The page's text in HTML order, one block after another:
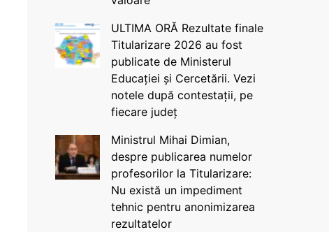
ULTIMA ORĂ Rezultate finale
Titularizare 2026 au fost
publicate de Ministerul
Educației și Cercetării. Vezi
notele după contestații, pe
fiecare județ
Ministrul Mihai Dimian,
despre publicarea numelor
profesorilor la Titularizare:
Nu există un impediment
tehnic pentru anonimizarea
rezultatelor